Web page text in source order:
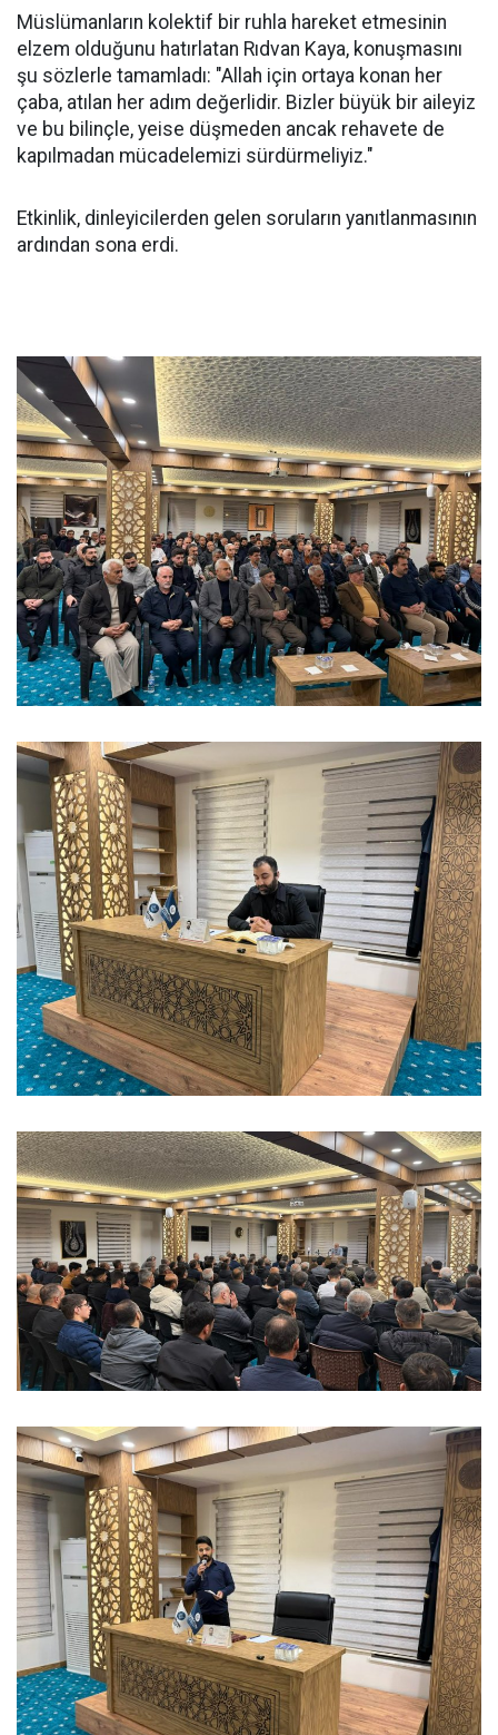
Müslümanların kolektif bir ruhla hareket etmesinin
elzem olduğunu hatırlatan Rıdvan Kaya, konuşmasını
şu sözlerle tamamladı: "Allah için ortaya konan her
çaba, atılan her adım değerlidir. Bizler büyük bir aileyiz
ve bu bilinçle, yeise düşmeden ancak rehavete de
kapılmadan mücadelemizi sürdürmeliyiz."
Etkinlik, dinleyicilerden gelen soruların yanıtlanmasının
ardından sona erdi.